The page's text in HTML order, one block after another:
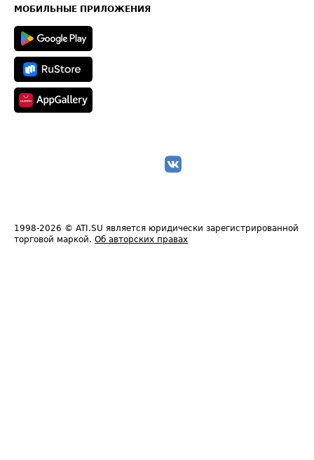
Техническая информация
МОБИЛЬНЫЕ ПРИЛОЖЕНИЯ
1998-2026 © ATI.SU является юридически зарегистрированной
торговой маркой. Об авторских правах